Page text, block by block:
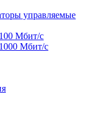
управляемые
Мбит/c
Мбит/c